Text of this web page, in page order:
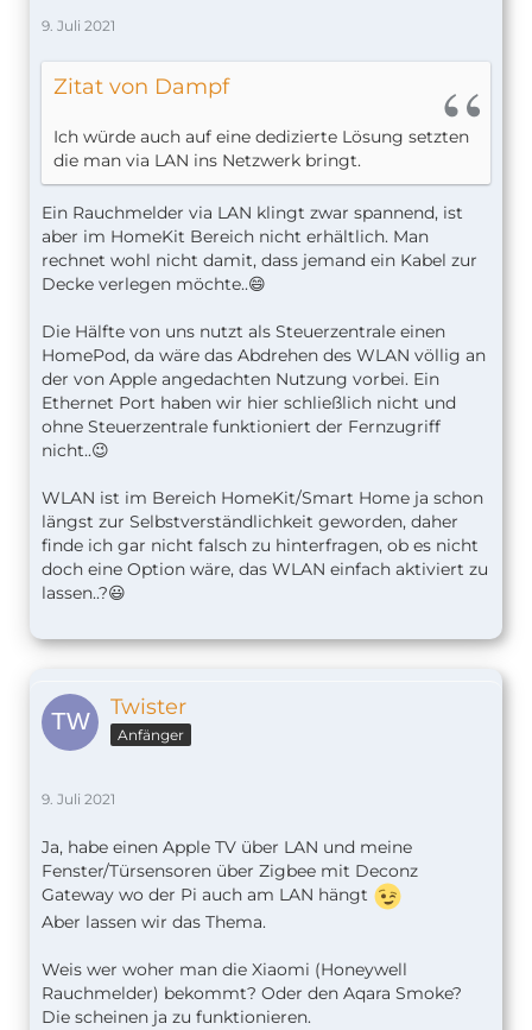
_encoding=UTF8&psc=1
9. Juli 2021
Zitat von Dampf
Ich würde auch auf eine dedizierte Lösung setzten
die man via LAN ins Netzwerk bringt.
Ein Rauchmelder via LAN klingt zwar spannend, ist
aber im HomeKit Bereich nicht erhältlich. Man
rechnet wohl nicht damit, dass jemand ein Kabel zur
Decke verlegen möchte..😄
Die Hälfte von uns nutzt als Steuerzentrale einen
HomePod, da wäre das Abdrehen des WLAN völlig an
der von Apple angedachten Nutzung vorbei. Ein
Ethernet Port haben wir hier schließlich nicht und
ohne Steuerzentrale funktioniert der Fernzugriff
nicht..😉
WLAN ist im Bereich HomeKit/Smart Home ja schon
längst zur Selbstverständlichkeit geworden, daher
finde ich gar nicht falsch zu hinterfragen, ob es nicht
doch eine Option wäre, das WLAN einfach aktiviert zu
lassen..?😃
Twister
Anfänger
9. Juli 2021
Ja, habe einen Apple TV über LAN und meine
Fenster/Türsensoren über Zigbee mit Deconz
Gateway wo der Pi auch am LAN hängt
Aber lassen wir das Thema.
Weis wer woher man die Xiaomi (Honeywell
Rauchmelder) bekommt? Oder den Aqara Smoke?
Die scheinen ja zu funktionieren.